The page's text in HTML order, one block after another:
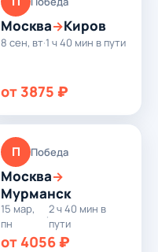
Москва→Киров
8 сен, вт·1 ч 40 мин в пути
от 3875 ₽
П Победа
Москва→
Мурманск
15 мар,
пн
·
2 ч 40 мин в
пути
от 4056 ₽